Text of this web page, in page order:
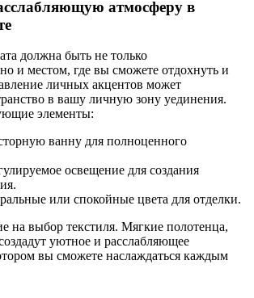
атмосферу в
должна быть не только
и местом, где вы сможете отдохнуть и
личных акцентов может
в вашу личную зону уединения.
элементы:
ванну для полноценного
освещение для создания
или спокойные цвета для отделки.
на выбор текстиля. Мягкие полотенца,
уютное и расслабляющее
вы сможете наслаждаться каждым